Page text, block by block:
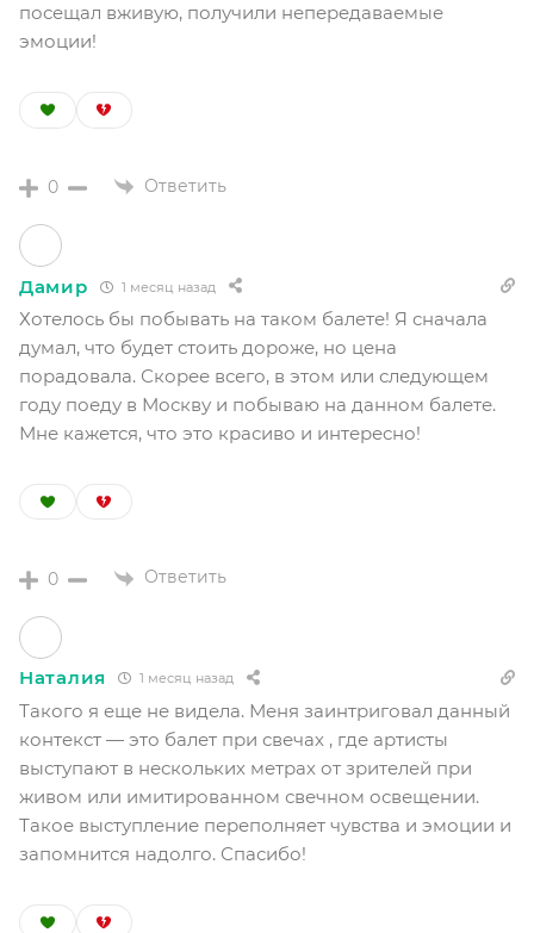
посещал вживую, получили непередаваемые
эмоции!
0 Ответить
Дамир 1 месяц назад
Хотелось бы побывать на таком балете! Я сначала
думал, что будет стоить дороже, но цена
порадовала. Скорее всего, в этом или следующем
году поеду в Москву и побываю на данном балете.
Мне кажется, что это красиво и интересно!
0 Ответить
Наталия 1 месяц назад
Такого я еще не видела. Меня заинтриговал данный
контекст — это балет при свечах , где артисты
выступают в нескольких метрах от зрителей при
живом или имитированном свечном освещении.
Такое выступление переполняет чувства и эмоции и
запомнится надолго. Спасибо!